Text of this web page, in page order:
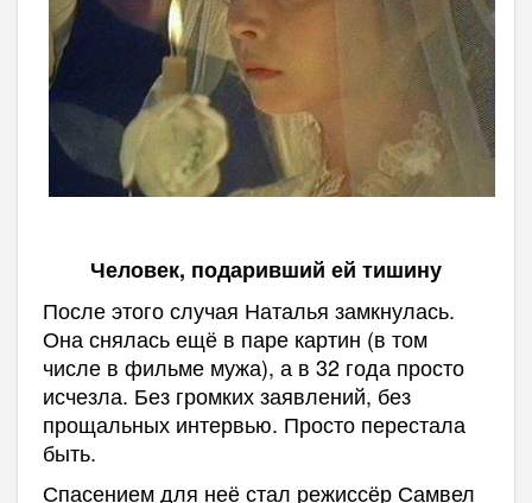
Человек, подаривший ей тишину
После этого случая Наталья замкнулась.
Она снялась ещё в паре картин (в том
числе в фильме мужа), а в 32 года просто
исчезла. Без громких заявлений, без
прощальных интервью. Просто перестала
быть.
Спасением для неё стал режиссёр Самвел